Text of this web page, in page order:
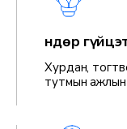
Өндөр
Хурдан,
тутмын ажлын